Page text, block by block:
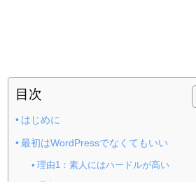
目次
はじめに
最初はWordPressでなくてもいい
理由1：素人にはハードルが高い